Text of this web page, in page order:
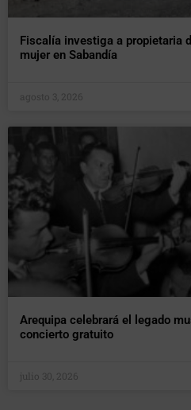
Fiscalía investiga a propietaria
mujer en Sabandía
agosto 3, 2026
Arequipa celebrará el legado
concierto gratuito
julio 30, 2026